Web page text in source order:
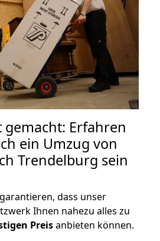
gemacht: Erfahren
ein Umzug von
Trendelburg sein
dass unser
Ihnen nahezu alles zu
Preisanbieten können.